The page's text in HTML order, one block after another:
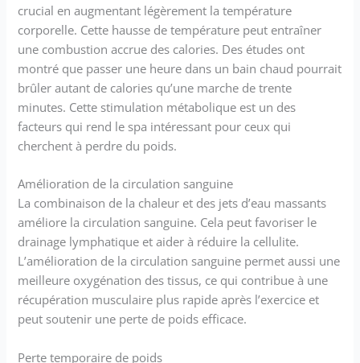
crucial en augmentant légèrement la température
corporelle. Cette hausse de température peut entraîner
une combustion accrue des calories. Des études ont
montré que passer une heure dans un bain chaud pourrait
brûler autant de calories qu’une marche de trente
minutes. Cette stimulation métabolique est un des
facteurs qui rend le spa intéressant pour ceux qui
cherchent à perdre du poids.
Amélioration de la circulation sanguine
La combinaison de la chaleur et des jets d’eau massants
améliore la circulation sanguine. Cela peut favoriser le
drainage lymphatique et aider à réduire la cellulite.
L’amélioration de la circulation sanguine permet aussi une
meilleure oxygénation des tissus, ce qui contribue à une
récupération musculaire plus rapide après l’exercice et
peut soutenir une perte de poids efficace.
Perte temporaire de poids